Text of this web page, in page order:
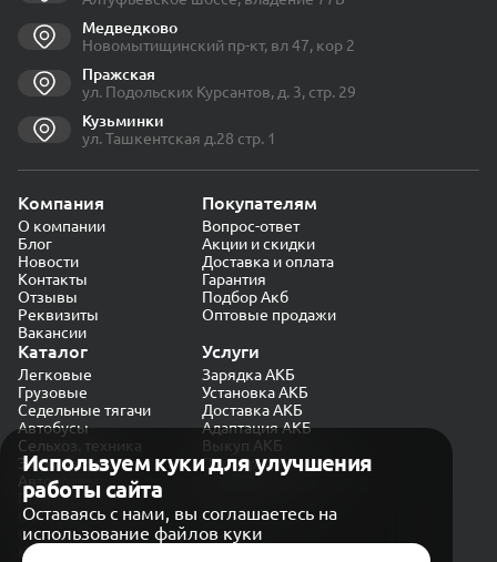
Используем куки для улучшения
работы сайта
Оставаясь с нами, вы соглашаетесь на
использование файлов куки
Медведково
Новомытищинский пр-кт, вл 47, кор 2
Пражская
ул. Подольских Курсантов, д. 3, стр. 29
Кузьминки
ул. Ташкентская д.28 стр. 1
Компания
О компании
Блог
Новости
Контакты
Отзывы
Реквизиты
Вакансии
Покупателям
Вопрос-ответ
Акции и скидки
Доставка и оплата
Гарантия
Подбор Акб
Оптовые продажи
Каталог
Легковые
Грузовые
Седельные тягачи
Автобусы
Сельхоз. техника
Экскаваторы
Автокраны
Услуги
Зарядка АКБ
Установка АКБ
Доставка АКБ
Адаптация АКБ
Выкуп АКБ
Проверка генератора
Политика конфиденциальности
Обработка персональных данных
Согласие на обработку в «Яндекс.Метрика»
Карта сайта